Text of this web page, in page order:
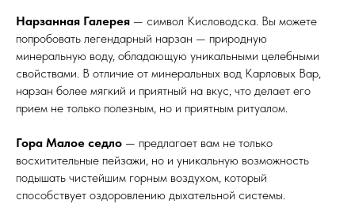
Нарзанная Галерея — символ Кисловодска. Вы можете
попробовать легендарный нарзан — природную
минеральную воду, обладающую уникальными целебными
свойствами. В отличие от минеральных вод Карловых Вар,
нарзан более мягкий и приятный на вкус, что делает его
прием не только полезным, но и приятным ритуалом.
Гора Малое седло — предлагает вам не только
восхитительные пейзажи, но и уникальную возможность
подышать чистейшим горным воздухом, который
способствует оздоровлению дыхательной системы.